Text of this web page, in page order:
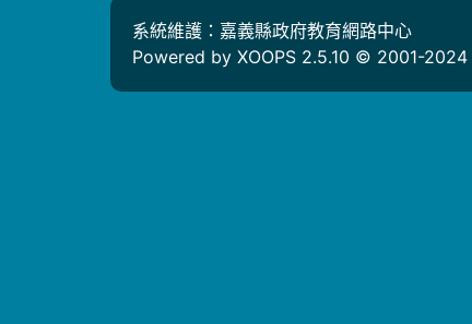
系統維護：嘉義縣政府教育網路中心
Powered by XOOPS 2.5.10 © 2001-2024